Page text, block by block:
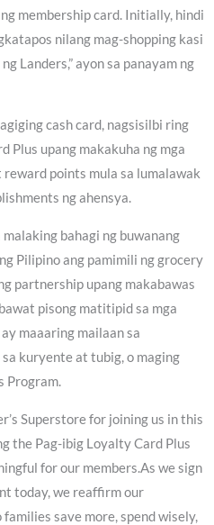
membership card. Initially, hindi
nilang mag-shopping kasi
Landers,” ayon sa panayam ng
cash card, nagsisilbi ring
Plus upang makakuha ng mga
points mula sa lumalawak
ng ahensya.
bahagi ng buwanang
Pilipino ang pamimili ng grocery
partnership upang makabawas
pisong matitipid sa mga
maaaring mailaan sa
kuryente at tubig, o maging
Program.
Superstore for joining us in this
the Pag-ibig Loyalty Card Plus
for our members.As we sign
today, we reaffirm our
save more, spend wisely,